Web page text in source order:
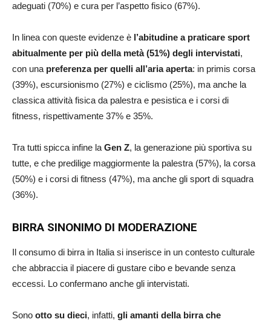
adeguati (70%) e cura per l’aspetto fisico (67%).
In linea con queste evidenze è l’abitudine a praticare sport
abitualmente per più della metà (51%) degli intervistati,
con una preferenza per quelli all’aria aperta: in primis corsa
(39%), escursionismo (27%) e ciclismo (25%), ma anche la
classica attività fisica da palestra e pesistica e i corsi di
fitness, rispettivamente 37% e 35%.
Tra tutti spicca infine la Gen Z, la generazione più sportiva su
tutte, e che predilige maggiormente la palestra (57%), la corsa
(50%) e i corsi di fitness (47%), ma anche gli sport di squadra
(36%).
BIRRA SINONIMO DI MODERAZIONE
Il consumo di birra in Italia si inserisce in un contesto culturale
che abbraccia il piacere di gustare cibo e bevande senza
eccessi. Lo confermano anche gli intervistati.
Sono otto su dieci, infatti, gli amanti della birra che